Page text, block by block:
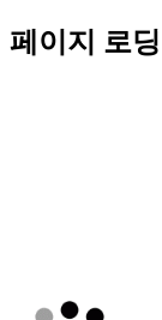
페이지 로